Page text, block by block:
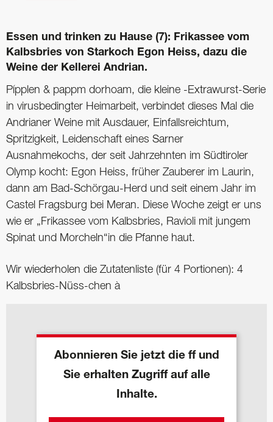
Essen und trinken zu Hause (7): Frikassee vom
Kalbsbries von Starkoch Egon Heiss, dazu die
Weine der Kellerei Andrian.
Pípplen & pappm dorhoam, die kleine -Extrawurst-Serie
in virusbedingter Heimarbeit, verbindet dieses Mal die
Andrianer Weine mit Ausdauer, Einfallsreichtum,
Spritzigkeit, Leidenschaft eines Sarner
Ausnahmekochs, der seit Jahrzehnten im Südtiroler
Olymp kocht: Egon Heiss, früher Zauberer im Laurin,
dann am Bad-Schörgau-Herd und seit einem Jahr im
Castel Fragsburg bei Meran. Diese Woche zeigt er uns
wie er „Frikassee vom Kalbsbries, Ravioli mit jungem
Spinat und Morcheln“in die Pfanne haut.
Wir wiederholen die Zutatenliste (für 4 Portionen): 4
Kalbsbries-Nüss-chen à
Abonnieren Sie jetzt die ff und
Sie erhalten Zugriff auf alle
Inhalte.